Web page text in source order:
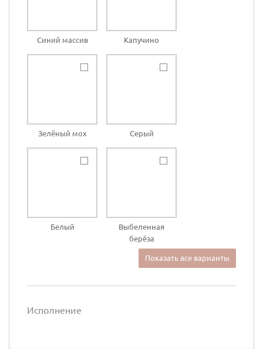
Синий массив Капучино
Зелёный мох Серый
Белый
Выбеленная
берёза
Показать все варианты
Исполнение